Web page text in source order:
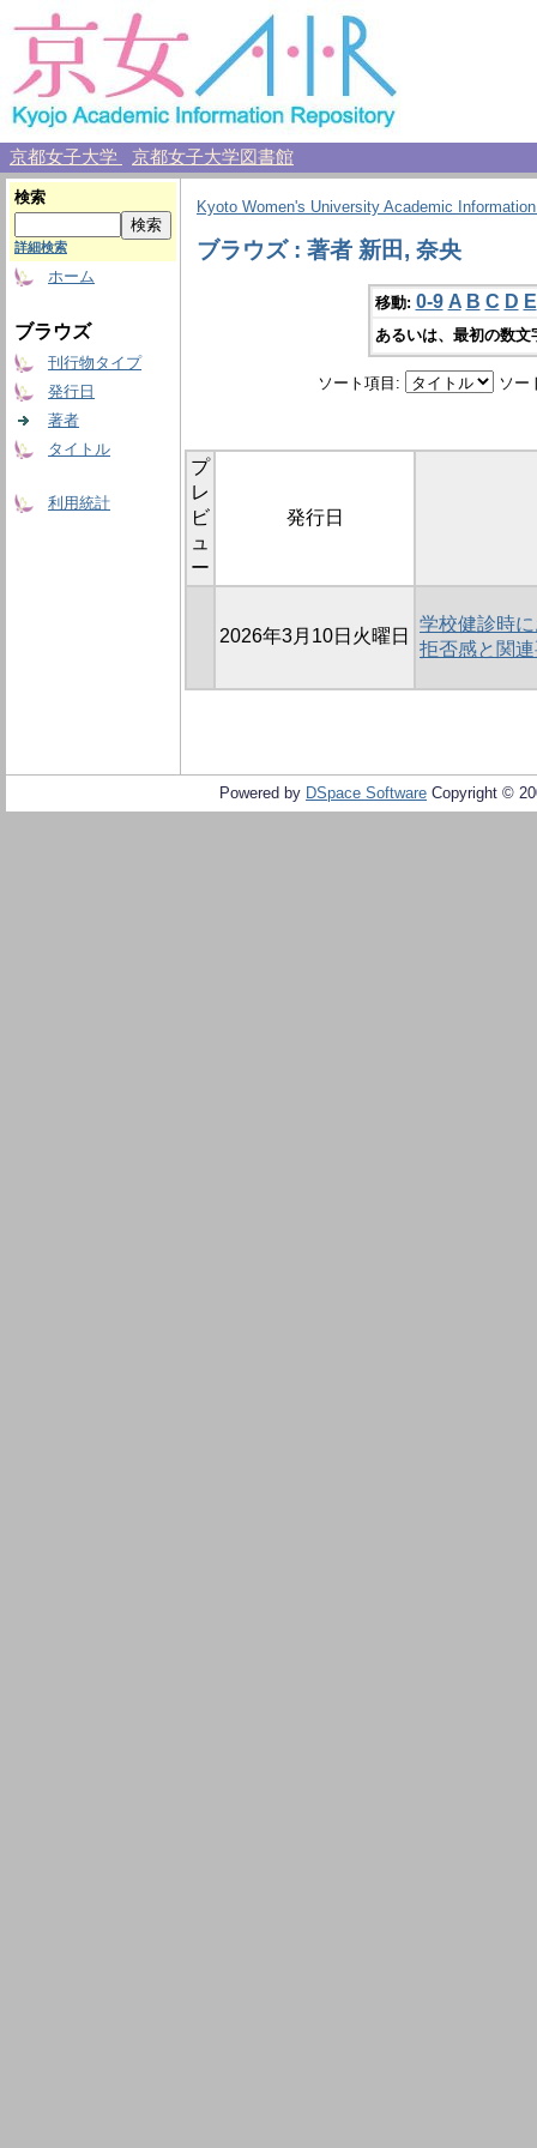
京都女子大学 京都女子大学図書館
検索
詳細検索
ホーム
ブラウズ
刊行物タイプ
発行日
著者
タイトル
利用統計
Kyoto Women's University Academic
ブラウズ : 著者 新田, 奈央
移動: 0-9 A B C D E
あるいは、最初の数
ソート項目: ソー
プ
レ
ビ
ュ
ー
発行日
2026年3月10日火曜日
学校健診時
拒否感と関
Powered by DSpace Software Copyright ©